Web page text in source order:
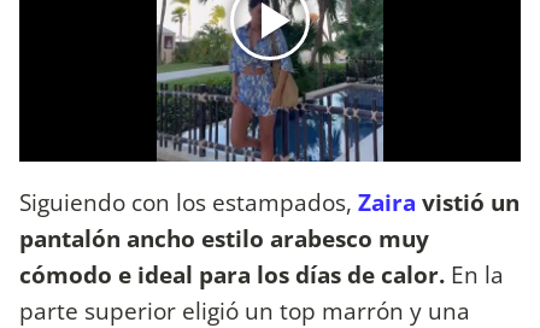
Siguiendo con los estampados, Zaira vistió un
pantalón ancho estilo arabesco muy
cómodo e ideal para los días de calor. En la
parte superior eligió un top marrón y una